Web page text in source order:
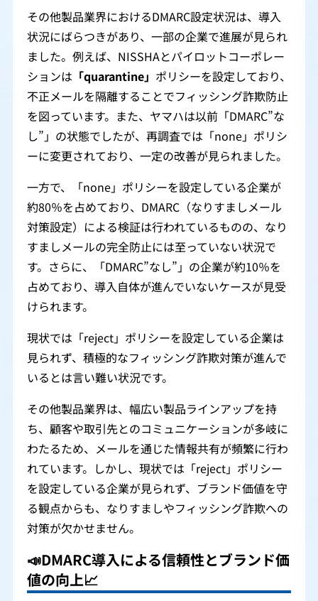
その他製品業界におけるDMARC設定状況は、導入
状況にばらつきがあり、一部の企業で進展が見られ
ました。例えば、NISSHAとパイロットコーポレー
ションは 「quarantine」 ポリシーを設定しており、
不正メールを隔離することでフィッシング詐欺防止
を図っています。また、ヤマハは以前「DMARC”な
し”」の状態でしたが、再調査では「none」ポリシ
ーに変更されており、一定の改善が見られました。
一方で、「none」ポリシーを設定している企業が
約80％を占めており、DMARC（なりすましメール
対策設定）による検証は行われているものの、なり
すましメールの完全防止には至っていない状況で
す。さらに、「DMARC”なし”」の企業が約10％を
占めており、導入自体が進んでいないケースが見受
けられます。
現状では「reject」ポリシーを設定している企業は
見られず、積極的なフィッシング詐欺対策が進んで
いるとは言い難い状況です。
その他製品業界は、幅広い製品ラインアップを持
ち、顧客や取引先とのコミュニケーションが多岐に
わたるため、メールを通じた情報共有が頻繁に行わ
れています。しかし、現状では「reject」ポリシー
を設定している企業が見られず、ブランド価値を守
る観点からも、なりすましやフィッシング詐欺への
対策が欠かせません。
📣DMARC導入による信頼性とブランド価
値の向上📈